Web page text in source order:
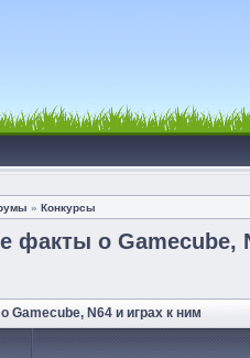
» Конкурсы
факты о Gamecube,
Gamecube, N64 и играх к ним